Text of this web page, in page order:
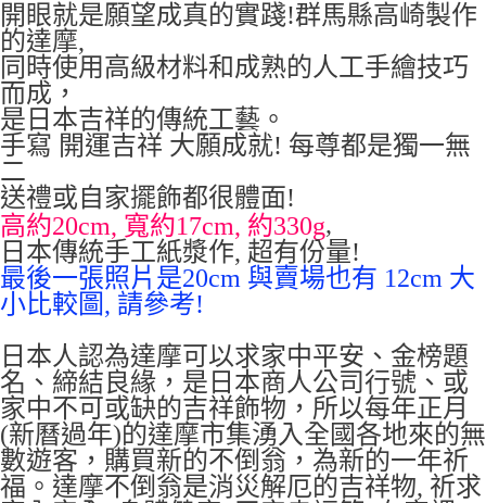
開眼就是願望成真的實踐!群馬縣高崎製作
的達摩,
同時使用高級材料和成熟的人工手繪技巧
而成，
是日本吉祥的傳統工藝。
手寫 開運吉祥 大願成就! 每尊都是獨一無
二
送禮或自家擺飾都很體面!
高約20cm, 寬約17cm, 約330g,
日本傳統手工紙漿作, 超有份量!
最後一張照片是20cm 與賣場也有 12cm 大
小比較圖, 請參考!
日本人認為達摩可以求家中平安、金榜題
名、締結良緣，是日本商人公司行號、或
家中不可或缺的吉祥飾物，所以每年正月
(新曆過年)的達摩市集湧入全國各地來的無
數遊客，購買新的不倒翁，為新的一年祈
福。達摩不倒翁是消災解厄的吉祥物, 祈求